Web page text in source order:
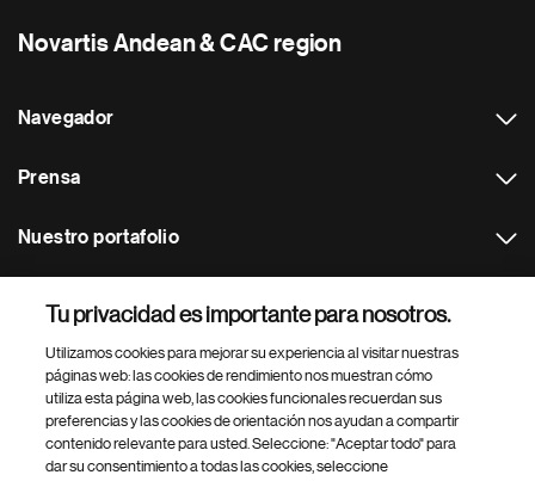
Novartis Andean & CAC region
Navegador
Prensa
Nuestro portafolio
Footer Site Search
Tu privacidad es importante para nosotros.
Utilizamos cookies para mejorar su experiencia al visitar nuestras
páginas web: las cookies de rendimiento nos muestran cómo
utiliza esta página web, las cookies funcionales recuerdan sus
preferencias y las cookies de orientación nos ayudan a compartir
contenido relevante para usted. Seleccione: "Aceptar todo" para
dar su consentimiento a todas las cookies, seleccione